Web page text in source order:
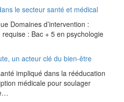
le secteur santé et médical
Domaines d’intervention :
: Bac + 5 en psychologie
un acteur clé du bien-être
impliqué dans la rééducation
médicale pour soulager